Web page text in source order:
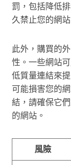
罰，包括降低
久禁止您的網站
此外，購買的
性。一些網站
低質量連結來
可能損害您的
結，請確保它
的網站。
風險